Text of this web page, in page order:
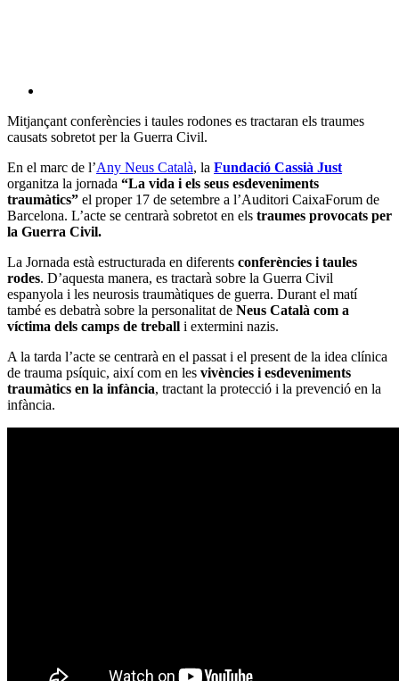
Mitjançant conferències i taules rodones es tractaran els traumes
causats sobretot per la Guerra Civil.
En el marc de l’Any Neus Català, la Fundació Cassià Just
organitza la jornada “La vida i els seus esdeveniments
traumàtics” el proper 17 de setembre a l’Auditori CaixaForum de
Barcelona. L’acte se centrarà sobretot en els traumes provocats per
la Guerra Civil.
La Jornada està estructurada en diferents conferències i taules
rodes. D’aquesta manera, es tractarà sobre la Guerra Civil
espanyola i les neurosis traumàtiques de guerra. Durant el matí
també es debatrà sobre la personalitat de Neus Català com a
víctima dels camps de treball i extermini nazis.
A la tarda l’acte se centrarà en el passat i el present de la idea clínica
de trauma psíquic, així com en les vivències i esdeveniments
traumàtics en la infància, tractant la protecció i la prevenció en la
infància.